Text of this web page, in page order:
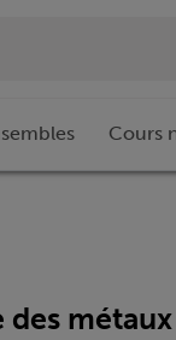
Cours
métaux